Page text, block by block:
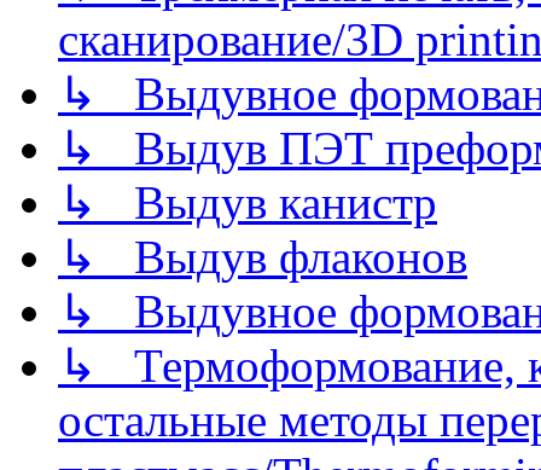
сканирование/3D
↳ Выдувное
↳ Выдув ПЭТ
↳ Выдув канистр
↳ Выдув флаконов
↳ Выдувное
↳ Термоформование,
остальные методы